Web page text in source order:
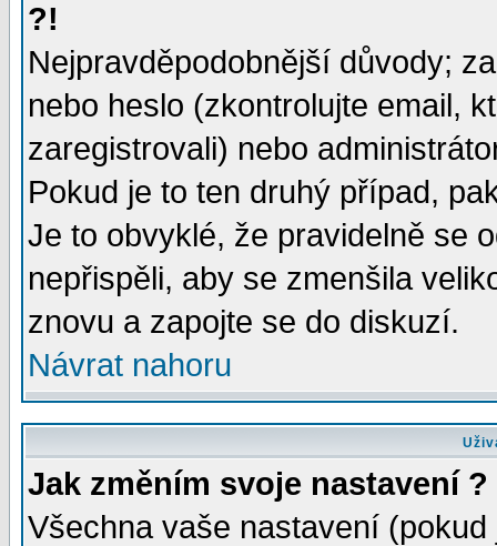
?!
Nejpravděpodobnější důvody;
nebo heslo (zkontrolujte email,
zaregistrovali) nebo
Pokud je to ten druhý případ,
Je to obvyklé, že pravidelně se
nepřispěli, aby se zmenšila
znovu a zapojte se do diskuzí.
Návrat nahoru
Jak změním svoje nastavení ?
Všechna vaše nastavení